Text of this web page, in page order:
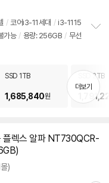
/ 코어i3-11세대 / i3-1115
가능 / 용량: 256GB / 무선
치
기
SSD 1TB
1,685,840원
SSD 2TB
더보기
플렉스 알파 NT730QCR-
)